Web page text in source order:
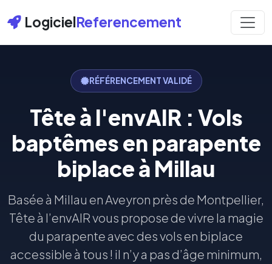
LogicielReferencement
RÉFÉRENCEMENT VALIDÉ
Tête à l'envAIR : Vols
baptêmes en parapente
biplace à Millau
Basée à Millau en Aveyron près de Montpellier,
Tête à l’envAIR vous propose de vivre la magie
du parapente avec des vols en biplace
accessible à tous ! il n’y a pas d’âge minimum,